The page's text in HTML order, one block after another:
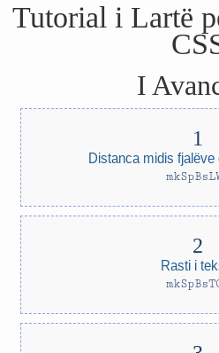
Tutorial i Lartë
I
Distanca midis
Rasti i